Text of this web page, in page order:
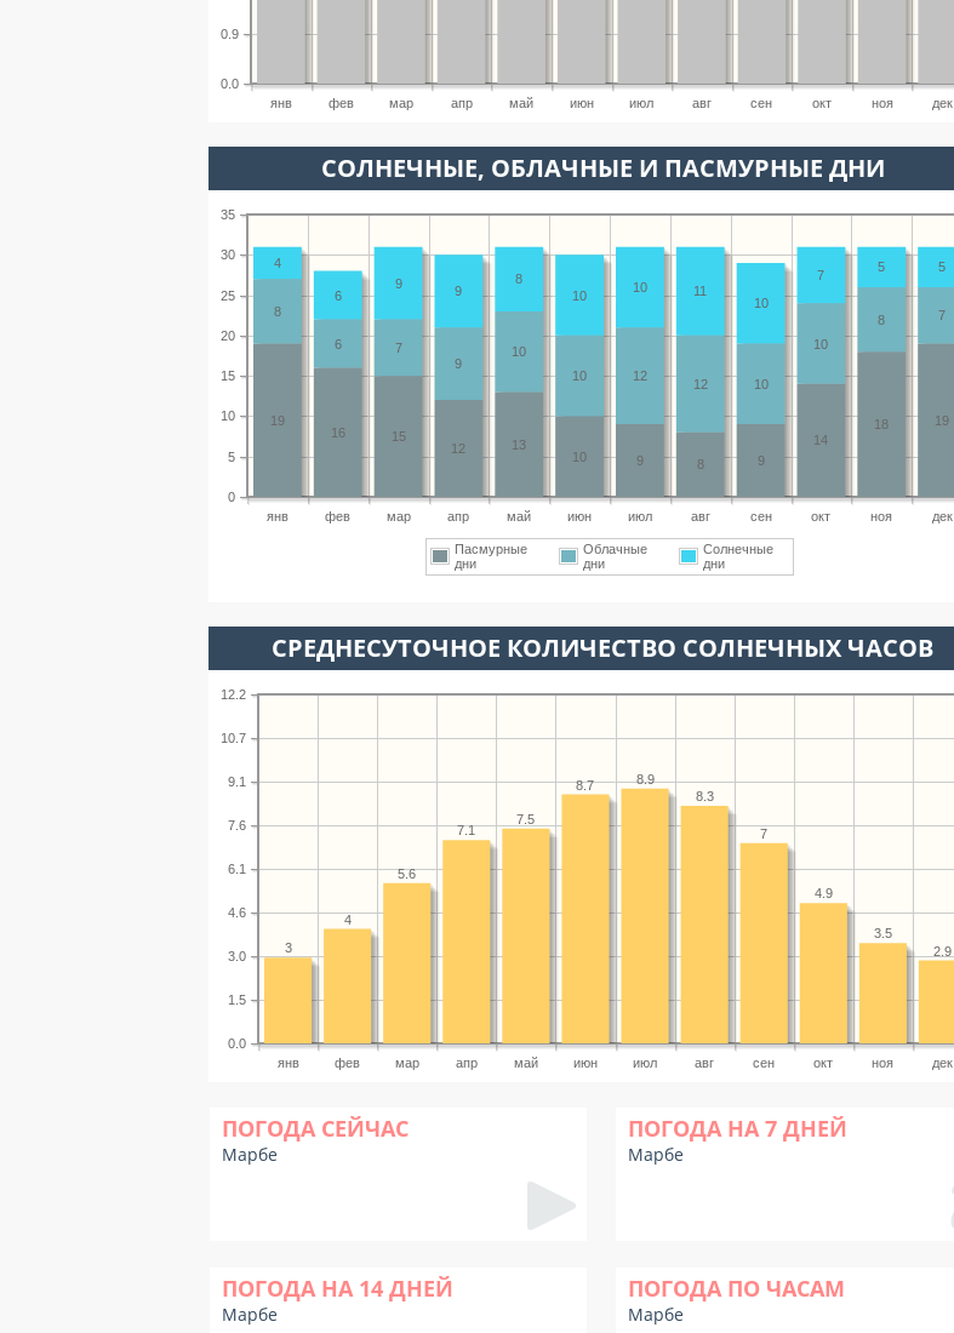
янв фев мар апр май июн июл авг сен окт ноя дек
0.0
0.9
CОЛНЕЧНЫЕ, ОБЛАЧНЫЕ И ПАСМУРНЫЕ ДНИ
янв фев мар апр май июн июл авг сен окт ноя дек
0
5
10
15
20
25
30
35
19
18
14
9
8
9
10
13
12
15
16
19
7
8
10
10
12
12
10
10
9
7
6
8
5
5
7
10
11
10
10
8
9
9
6
4
Пасмурные
дни
Облачные
дни
Солнечные
дни
СРЕДНЕСУТОЧНОЕ КОЛИЧЕСТВО СОЛНЕЧНЫХ ЧАСОВ
янв фев мар апр май июн июл авг сен окт ноя дек
0.0
1.5
3.0
4.6
6.1
7.6
9.1
10.7
12.2
2.9
3.5
4.9
7
8.3
8.9
8.7
7.5
7.1
5.6
4
3
ПОГОДА СЕЙЧАС
Марбе
ПОГОДА НА 7 ДНЕЙ
Марбе
ПОГОДА НА 14 ДНЕЙ
Марбе
ПОГОДА ПО ЧАСАМ
Марбе